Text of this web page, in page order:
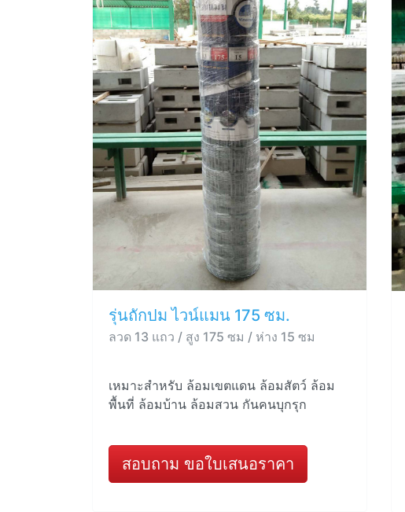
รุ่นถักปม ไวน์แมน 175 ซม.
ลวด 13 แถว / สูง 175 ซม / ห่าง 15 ซม
เหมาะสำหรับ ล้อมเขตแดน ล้อมสัตว์ ล้อม
พื้นที่ ล้อมบ้าน ล้อมสวน กันคนบุกรุก
สอบถาม ขอใบเสนอราคา